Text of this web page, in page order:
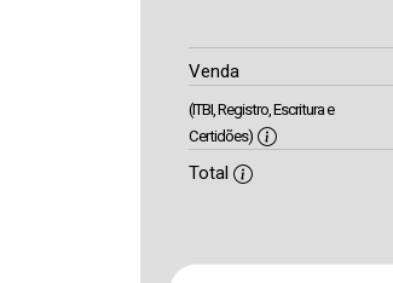
Venda
(ITBI, Registro, Escritura e
Certidões)
Total